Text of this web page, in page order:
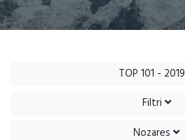
TOP 101 - 2019
Filtri
Nozares